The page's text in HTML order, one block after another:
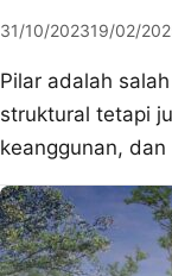
31/10/202319/02/
Pilar adalah
struktural tetapi
keanggunan,